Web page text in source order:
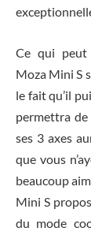
Ce qui peut
Moza Mini S
le fait qu’il
permettra
ses 3 axes
que vous
beaucoup
Mini S
du mode